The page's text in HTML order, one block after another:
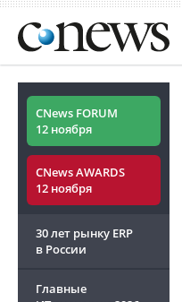
CNews FORUM
12 ноября
CNews AWARDS
12 ноября
30 лет рынку ERP
в России
Главные